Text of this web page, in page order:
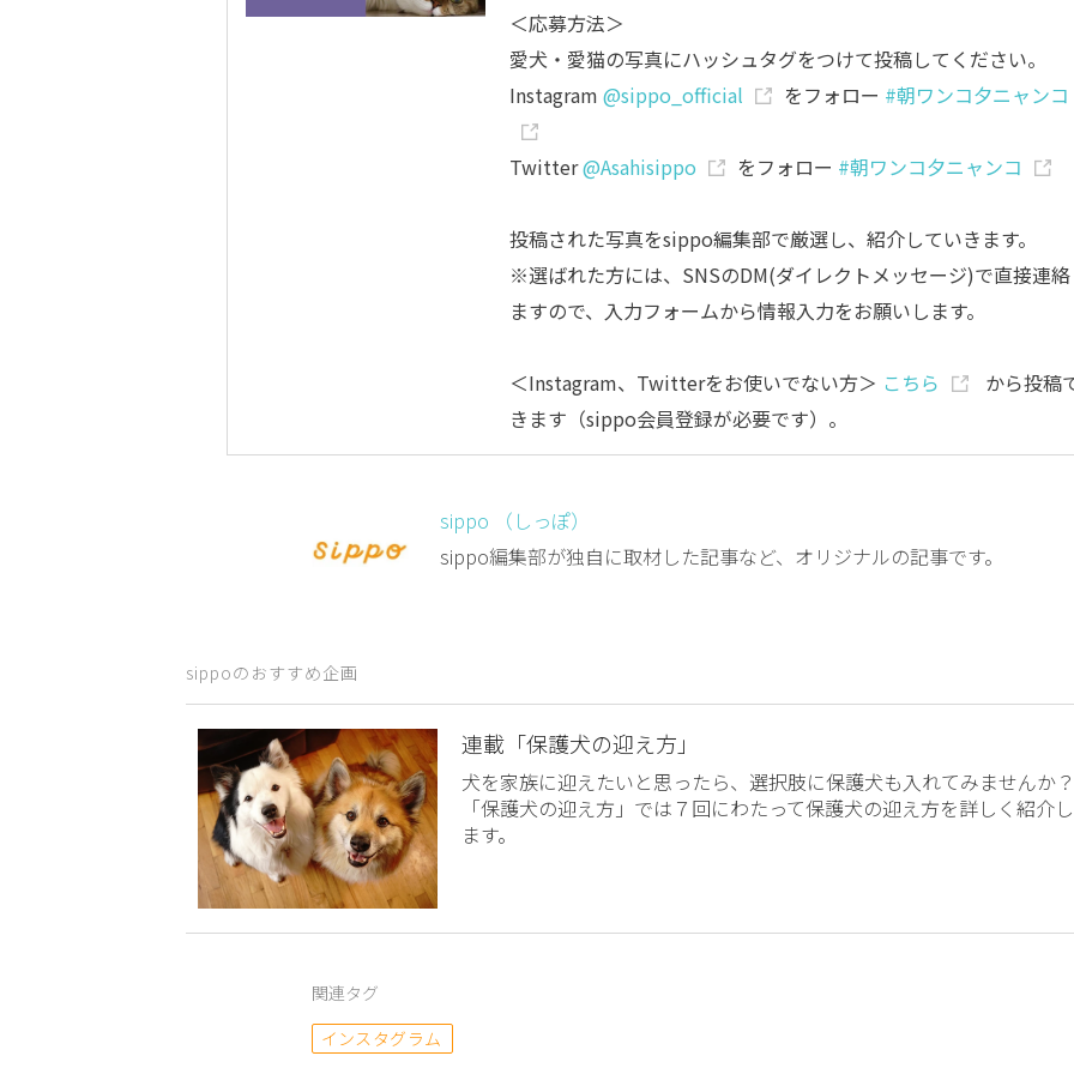
＜応募方法＞
愛犬・愛猫の写真にハッシュタグをつけて投稿してください。
Instagram @sippo_official をフォロー #朝ワンコ夕ニャンコ
Twitter@Asahisippo をフォロー #朝ワンコ夕ニャンコ
投稿された写真をsippo編集部で厳選し、紹介していきます。
※選ばれた方には、SNSのDM(ダイレクトメッセージ)で直接連
ますので、入力フォームから情報入力をお願いします。
＜Instagram、Twitterをお使いでない方＞ こちら
から投稿
きます（sippo会員登録が必要です）。
sippo （しっぽ）
sippo編集部が独自に取材した記事など、オリジナルの記事です。
sippoのおすすめ企画
連載「保護犬の迎え方」
犬を家族に迎えたいと思ったら、選択肢に保護犬も入れてみませんか
「保護犬の迎え方」では７回にわたって保護犬の迎え方を詳しく紹介
ます。
関連タグ
インスタグラム